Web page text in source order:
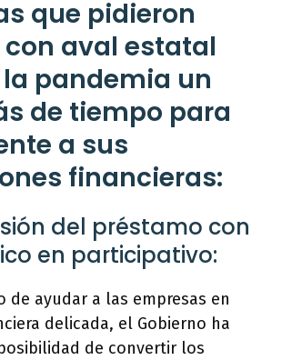
que pidieron
aval estatal
pandemia un
de tiempo para
a sus
financieras:
del préstamo con
en participativo:
de ayudar a las empresas en
delicada, el Gobierno ha
de convertir los